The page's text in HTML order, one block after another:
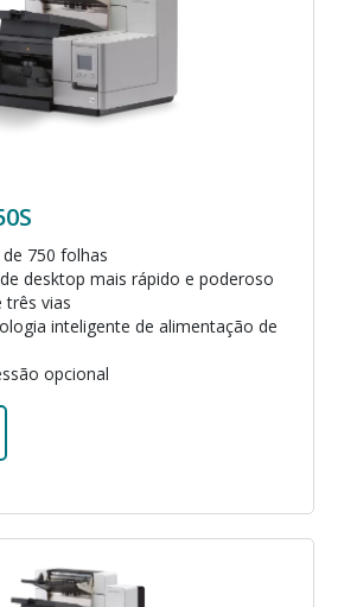
750 folhas
desktop mais rápido e poderoso
três vias
inteligente de alimentação de
opcional